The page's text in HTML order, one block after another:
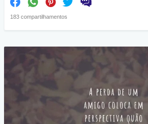
183 compartilhamentos